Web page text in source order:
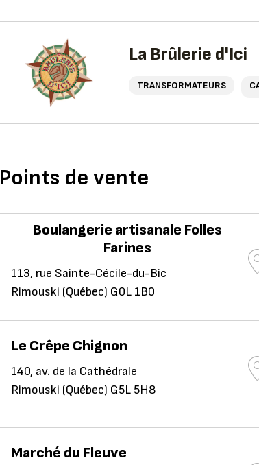
La Brûlerie d'Ici
TRANSFORMATEURS
Points de vente
Boulangerie artisanale Folles
Farines
113, rue Sainte-Cécile-du-Bic
Rimouski (Québec) G0L 1B0
Le Crêpe Chignon
140, av. de la Cathédrale
Rimouski (Québec) G5L 5H8
Marché du Fleuve